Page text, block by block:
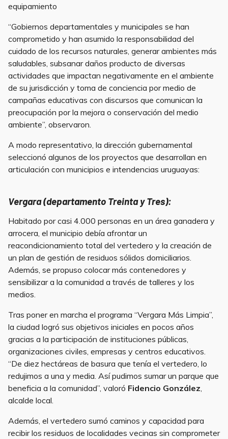
equipamiento
“Gobiernos departamentales y municipales se han
comprometido y han asumido la responsabilidad del
cuidado de los recursos naturales, generar ambientes más
saludables, subsanar daños producto de diversas
actividades que impactan negativamente en el ambiente
de su jurisdicción y toma de conciencia por medio de
campañas educativas con discursos que comunican la
preocupación por la mejora o conservación del medio
ambiente”, observaron.
A modo representativo, la dirección gubernamental
seleccionó algunos de los proyectos que desarrollan en
articulación con municipios e intendencias uruguayas:
Vergara (departamento Treinta y Tres):
Habitado por casi 4.000 personas en un área ganadera y
arrocera, el municipio debía afrontar un
reacondicionamiento total del vertedero y la creación de
un plan de gestión de residuos sólidos domiciliarios.
Además, se propuso colocar más contenedores y
sensibilizar a la comunidad a través de talleres y los
medios.
Tras poner en marcha el programa “Vergara Más Limpia”,
la ciudad logró sus objetivos iniciales en pocos años
gracias a la participación de instituciones públicas,
organizaciones civiles, empresas y centros educativos.
“De diez hectáreas de basura que tenía el vertedero, lo
redujimos a una y media. Así pudimos sumar un parque que
beneficia a la comunidad”, valoró Fidencio González,
alcalde local.
Además, el vertedero sumó caminos y capacidad para
recibir los residuos de localidades vecinas sin comprometer